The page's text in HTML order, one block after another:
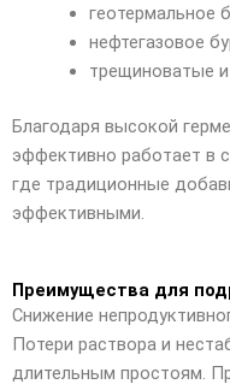
геотермальное
нефтегазовое
трещиноватые
Благодаря высокой
эффективно работает в
где традиционные
эффективными.
Преимущества для
Снижение
Потери раствора и
длительным простоям.